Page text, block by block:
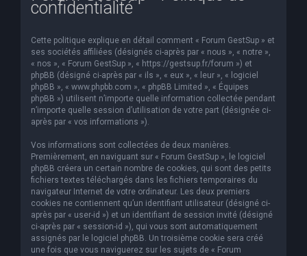
confidentialité
Cette politique explique en détail comment « Forum GestSup » et
ses sociétés affiliées (désignés ci-après par « nous », « notre »,
« nos », « Forum GestSup », « https://gestsup.fr/forum ») et
phpBB (désigné ci-après par « ils », « eux », « leur », « logiciel
phpBB », « www.phpbb.com », « phpBB Limited », « Équipes
phpBB ») utilisent n’importe quelle information collectée pendant
n’importe quelle session d’utilisation de votre part (désignée ci-
après par « vos informations »).
Vos informations sont collectées de deux manières.
Premièrement, en naviguant sur « Forum GestSup », le logiciel
phpBB créera un certain nombre de cookies, qui sont des petits
fichiers textes téléchargés dans les fichiers temporaires du
navigateur Internet de votre ordinateur. Les deux premiers
cookies ne contiennent qu’un identifiant utilisateur (désigné ci-
après par « user-id ») et un identifiant de session invité (désigné
ci-après par « session-id »), qui vous sont automatiquement
assignés par le logiciel phpBB. Un troisième cookie sera créé
une fois que vous naviguerez sur les sujets de « Forum